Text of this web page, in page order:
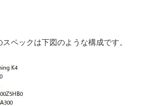
ペックは下図のような構成です。